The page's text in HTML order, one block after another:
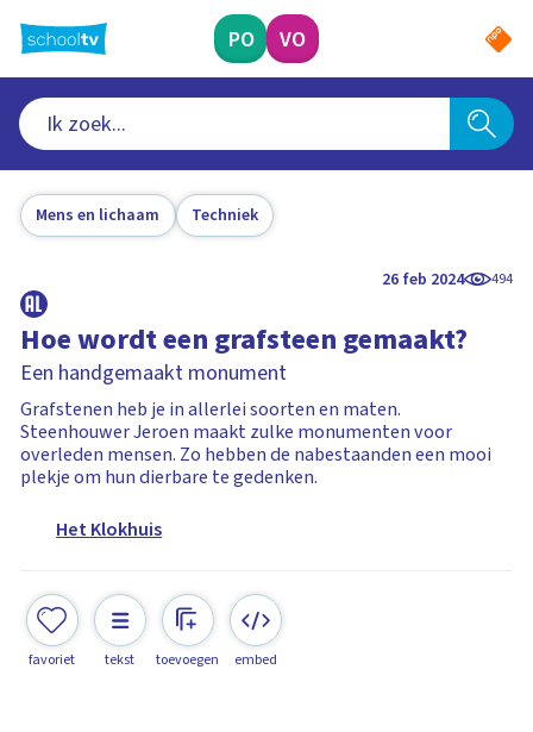
naar
hoofdinhoud
PO VO
Mens en lichaam Techniek
26 feb 2024 494
Hoe wordt een grafsteen gemaakt?
Een handgemaakt monument
Grafstenen heb je in allerlei soorten en maten.
Steenhouwer Jeroen maakt zulke monumenten voor
overleden mensen. Zo hebben de nabestaanden een mooi
plekje om hun dierbare te gedenken.
Het Klokhuis
favoriet tekst toevoegen embed